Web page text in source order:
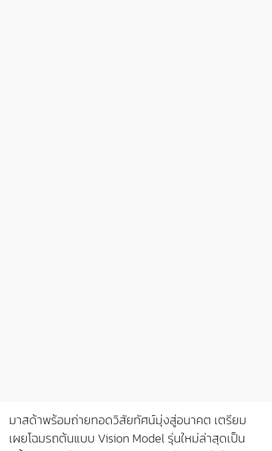
มาสด้าพร้อมถ่ายทอดวิสัยทัศน์มุ่งสู่อนาคต เตรียม
เผยโฉมรถต้นแบบ Vision Model รุ่นใหม่ล่าสุดเป็น